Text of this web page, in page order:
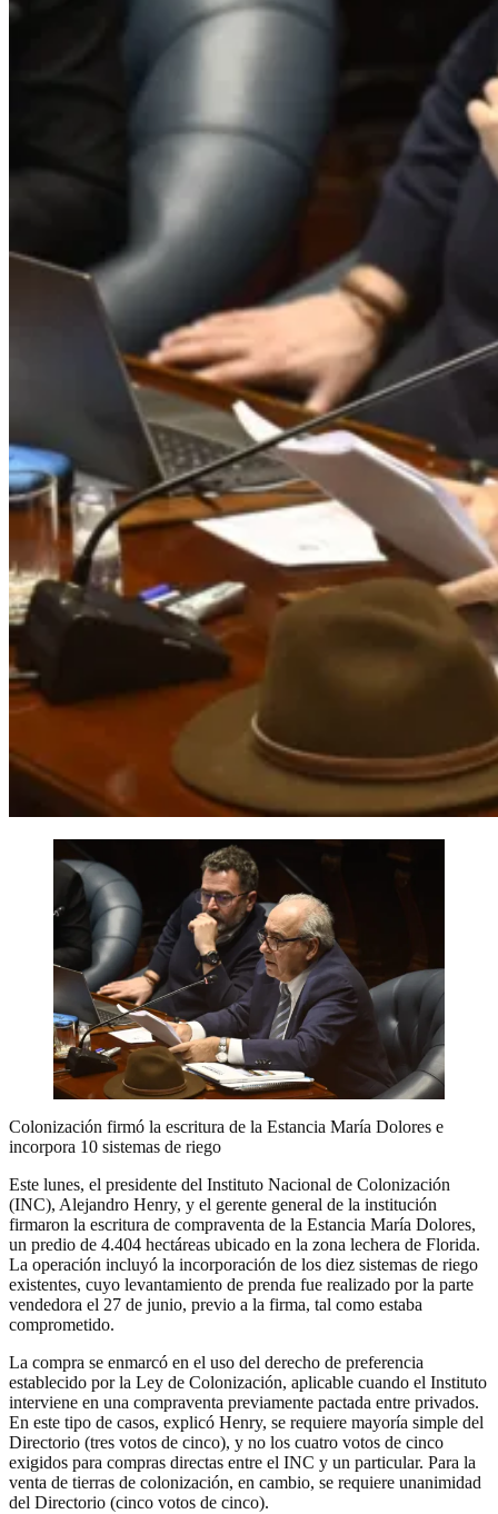
Colonización firmó la escritura de la Estancia María Dolores e
incorpora 10 sistemas de riego
Este lunes, el presidente del Instituto Nacional de Colonización
(INC), Alejandro Henry, y el gerente general de la institución
firmaron la escritura de compraventa de la Estancia María Dolores,
un predio de 4.404 hectáreas ubicado en la zona lechera de Florida.
La operación incluyó la incorporación de los diez sistemas de riego
existentes, cuyo levantamiento de prenda fue realizado por la parte
vendedora el 27 de junio, previo a la firma, tal como estaba
comprometido.
La compra se enmarcó en el uso del derecho de preferencia
establecido por la Ley de Colonización, aplicable cuando el Instituto
interviene en una compraventa previamente pactada entre privados.
En este tipo de casos, explicó Henry, se requiere mayoría simple del
Directorio (tres votos de cinco), y no los cuatro votos de cinco
exigidos para compras directas entre el INC y un particular. Para la
venta de tierras de colonización, en cambio, se requiere unanimidad
del Directorio (cinco votos de cinco).